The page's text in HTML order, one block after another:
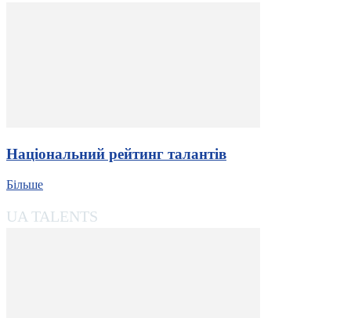
Національний рейтинг талантів
Більше
UA TALENTS